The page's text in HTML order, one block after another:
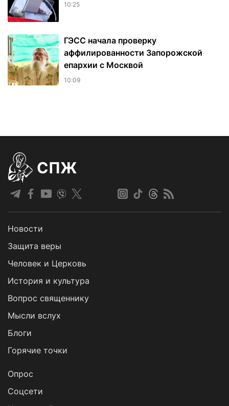
10:25
ГЭСС начала проверку
аффилированности Запорожской
епархии с Москвой
10:09
СПЖ
Новости
Защита веры
Человек и Церковь
История и культура
Вопрос священнику
Мысли вслух
Блоги
Горячие точки
Опрос
Cоцсети